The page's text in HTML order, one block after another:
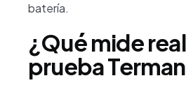
batería.
¿Qué mide
prueba